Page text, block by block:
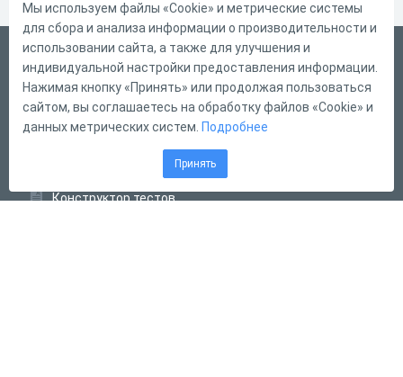
Русский
Справка
Форма обратной связи
Конструктор тестов
Мы используем файлы «Cookie» и метрические системы
для сбора и анализа информации о производительности и
использовании сайта, а также для улучшения и
индивидуальной настройки предоставления информации.
Нажимая кнопку «Принять» или продолжая пользоваться
сайтом, вы соглашаетесь на обработку файлов «Cookie» и
данных метрических систем. Подробнее
Принять